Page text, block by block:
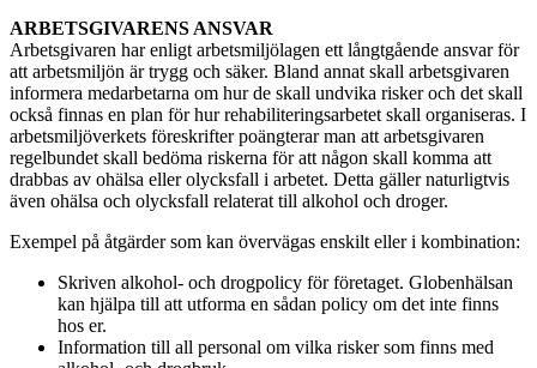
ARBETSGIVARENS ANSVAR
Arbetsgivaren har enligt arbetsmiljölagen ett långtgående ansvar för
att arbetsmiljön är trygg och säker. Bland annat skall arbetsgivaren
informera medarbetarna om hur de skall undvika risker och det skall
också finnas en plan för hur rehabiliteringsarbetet skall organiseras. I
arbetsmiljöverkets föreskrifter poängterar man att arbetsgivaren
regelbundet skall bedöma riskerna för att någon skall komma att
drabbas av ohälsa eller olycksfall i arbetet. Detta gäller naturligtvis
även ohälsa och olycksfall relaterat till alkohol och droger.
Exempel på åtgärder som kan övervägas enskilt eller i kombination:
Skriven alkohol- och drogpolicy för företaget. Globenhälsan
kan hjälpa till att utforma en sådan policy om det inte finns
hos er.
Information till all personal om vilka risker som finns med